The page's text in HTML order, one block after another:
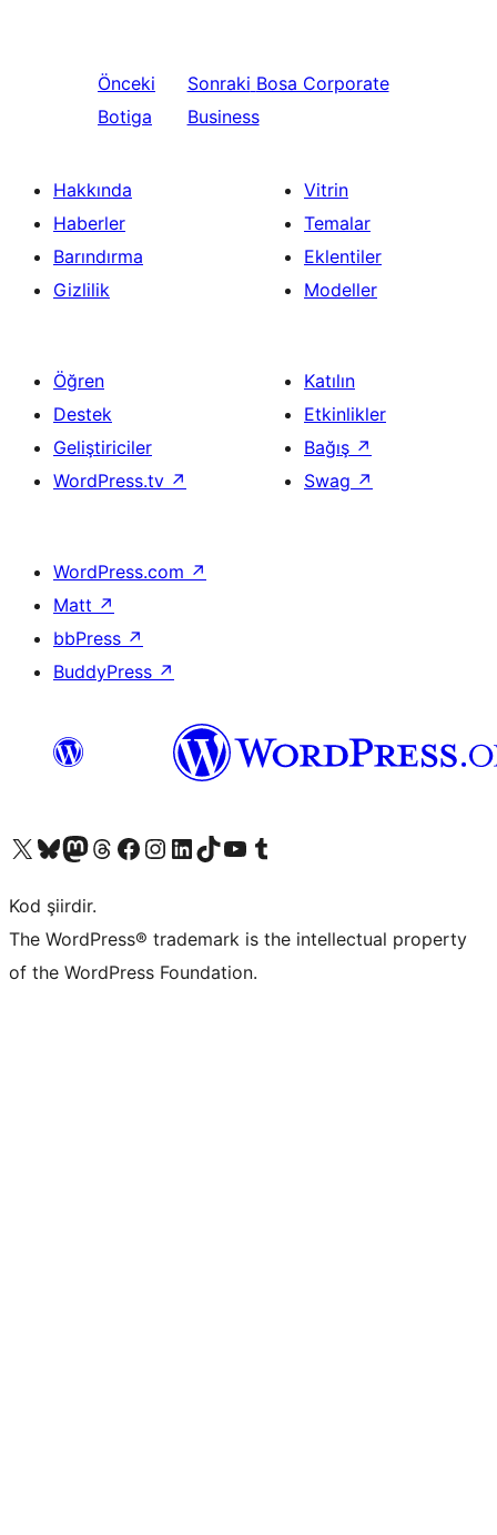
Önceki
Botiga
Sonraki Bosa Corporate
Business
Hakkında
Haberler
Barındırma
Gizlilik
Vitrin
Temalar
Eklentiler
Modeller
Öğren
Destek
Geliştiriciler
WordPress.tv ↗
Katılın
Etkinlikler
Bağış ↗
Swag ↗
WordPress.com ↗
Matt ↗
bbPress ↗
BuddyPress ↗
X (eski Twitter) hesabımıza bakın
Bluesky hesabımızı ziyaret edinMastodon hesabımızı ziyaret edinThreads hesabımızı ziyaret edinFacebook sayfamızı ziyaret edinInstagram hesabımızı ziyaret edinLinkedIn hesabımızı ziyaret edinTikTok hesabımızı ziyaret edinYouTube kanalımızı ziyaret edinTumblr hesabımızı ziyaret edin
Kod şiirdir.
The WordPress® trademark is the intellectual property
of the WordPress Foundation.